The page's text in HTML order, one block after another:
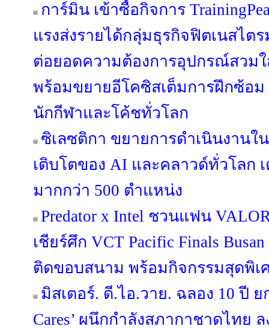
การ์มิน เข้าซื้อกิจการ
แรงส่งรายได้กลุ่มธุรกิจฟิตเนสไตร
ต่อยอดความต้องการอุปกรณ์สวม
พร้อมขยายอีโคซิสเต็มการฝึกซ้อ
นักกีฬาและโค้ชทั่วโลก
ซิเลซติกา ขยายการดำเนินงานใ
เติบโตของ AI และคลาวด์ทั่วโลก
มากกว่า 500 ตำแหน่ง
Predator x Intel ชวนแฟน
เชียร์ศึก VCT Pacific Finals
ติดขอบสนาม พร้อมกิจกรรมสุดพิเ
มิสเตอร์. ดี.ไอ.วาย. ฉลอง 10 ปี ย
Cares’ ผนึกกำลังสภากาชาดไทย